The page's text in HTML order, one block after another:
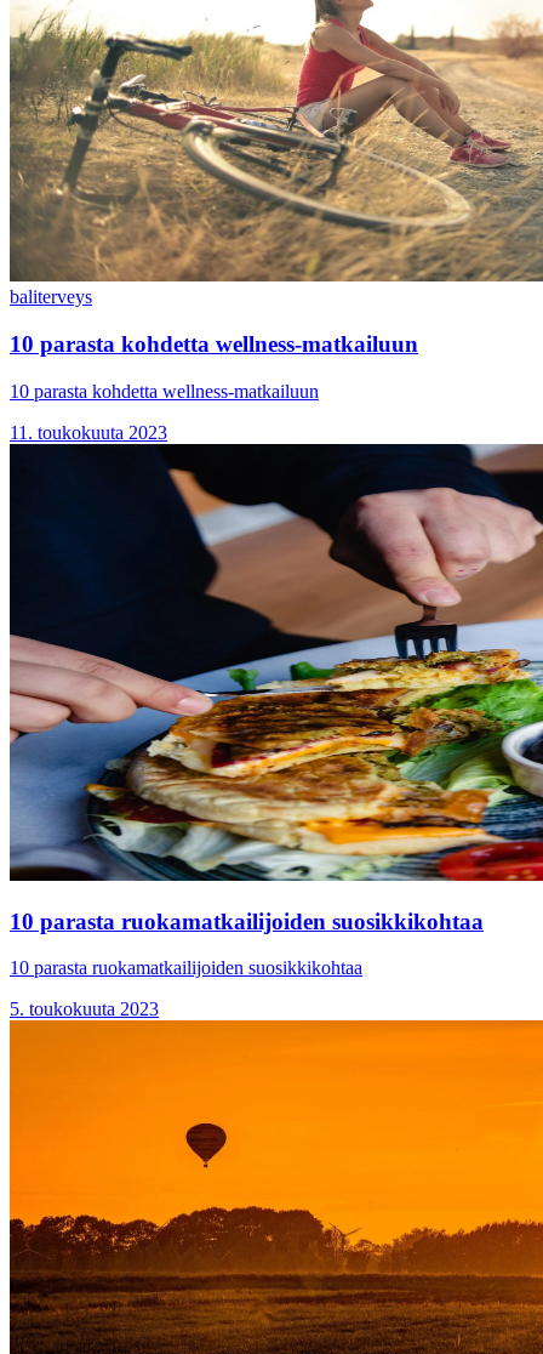
baliterveys
10 parasta kohdetta wellness-matkailuun
10 parasta kohdetta wellness-matkailuun
11. toukokuuta 2023
10 parasta ruokamatkailijoiden suosikkikohtaa
10 parasta ruokamatkailijoiden suosikkikohtaa
5. toukokuuta 2023